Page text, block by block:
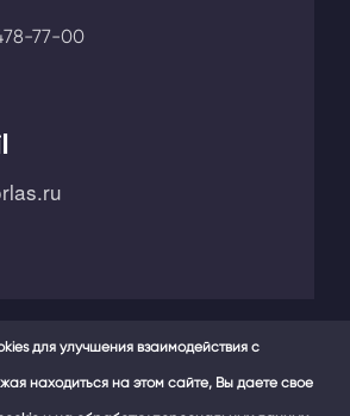
77-00
сетях -
для улучшения взаимодействия с
находиться на этом сайте, Вы даете свое